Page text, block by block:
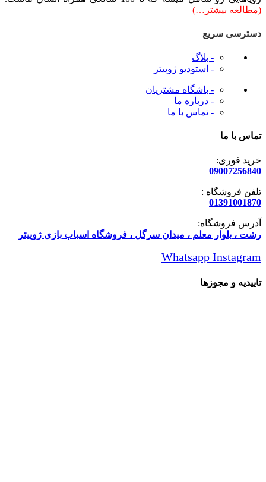
(مطالعه بیشتر…)
دسترسی سریع
- بلاگ
- استودیو ژوپیتر
- باشگاه مشتریان
- درباره ما
- تماس با ما
تماس با ما
خرید فوری:
09007256840
تلفن فروشگاه :
01391001870
آدرس فروشگاه:
رشت ، بلوار معلم ، میدان سرگل ، فروشگاه اسباب بازی ژوپیتر
Whatsapp Instagram
تاییدیه و مجوزها